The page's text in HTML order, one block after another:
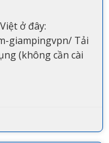
ở đây:
giampingvpn/ Tải
(không cần cài